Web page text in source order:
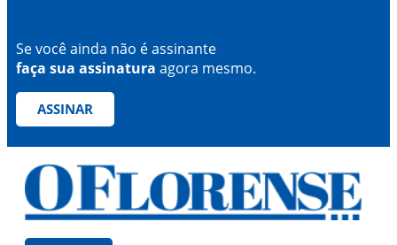
Se você ainda não é assinante
faça sua assinatura agora mesmo.
ASSINAR